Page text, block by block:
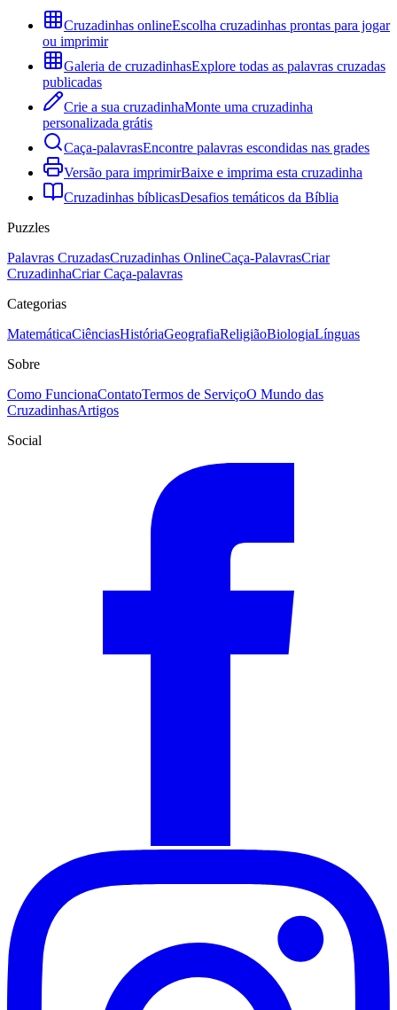
Cruzadinhas onlineEscolha cruzadinhas prontas para jogar
ou imprimir
Galeria de cruzadinhasExplore todas as palavras cruzadas
publicadas
Crie a sua cruzadinhaMonte uma cruzadinha
personalizada grátis
Caça-palavrasEncontre palavras escondidas nas grades
Versão para imprimirBaixe e imprima esta cruzadinha
Cruzadinhas bíblicasDesafios temáticos da Bíblia
Puzzles
Palavras CruzadasCruzadinhas OnlineCaça-PalavrasCriar
CruzadinhaCriar Caça-palavras
Categorias
MatemáticaCiênciasHistóriaGeografiaReligiãoBiologiaLínguas
Sobre
Como FuncionaContatoTermos de ServiçoO Mundo das
CruzadinhasArtigos
Social